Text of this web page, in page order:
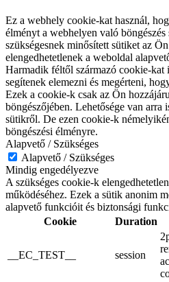
Ez a webhely cookie-kat használ,
élményt a webhelyen való
szükségesnek minősített sütiket az
elengedhetetlenek a weboldal
Harmadik féltől származó cookie-kat
segítenek elemezni és megérteni,
Ezek a cookie-k csak az Ön
böngészőjében. Lehetősége van
sütikről. De ezen cookie-k
böngészési élményre.
Alapvető / Szükséges
Alapvető / Szükséges
Mindig engedélyezve
A szükséges cookie-k
működéséhez. Ezek a sütik anonim
alapvető funkcióit és biztonsági
Cookie
Duration
__EC_TEST__ session